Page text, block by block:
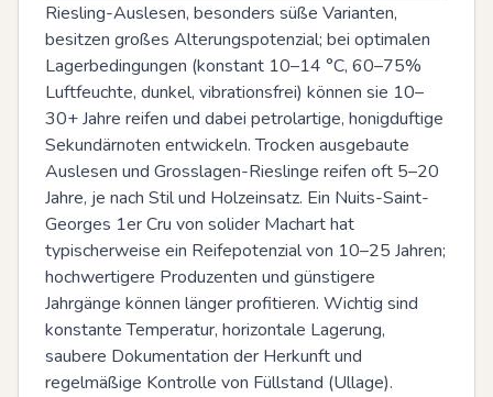
Riesling-Auslesen, besonders süße Varianten,
besitzen großes Alterungspotenzial; bei optimalen
Lagerbedingungen (konstant 10–14 °C, 60–75%
Luftfeuchte, dunkel, vibrationsfrei) können sie 10–
30+ Jahre reifen und dabei petrolartige, honigduftige
Sekundärnoten entwickeln. Trocken ausgebaute
Auslesen und Grosslagen-Rieslinge reifen oft 5–20
Jahre, je nach Stil und Holzeinsatz. Ein Nuits-Saint-
Georges 1er Cru von solider Machart hat
typischerweise ein Reifepotenzial von 10–25 Jahren;
hochwertigere Produzenten und günstigere
Jahrgänge können länger profitieren. Wichtig sind
konstante Temperatur, horizontale Lagerung,
saubere Dokumentation der Herkunft und
regelmäßige Kontrolle von Füllstand (Ullage).